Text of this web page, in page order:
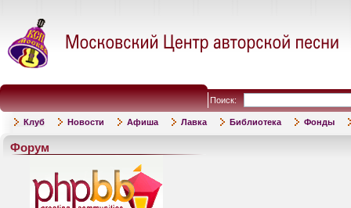
Поиск:
Клуб Новости Афиша Лавка Библиотека Фонды
Форум